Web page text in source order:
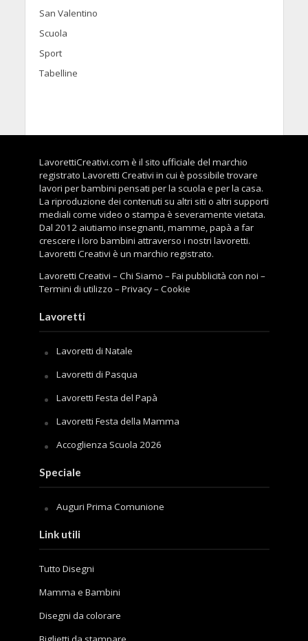
San Valentino
Scuola
Sport
Tabelline
LavorettiCreativi.com è il sito ufficiale del marchio
registrato Lavoretti Creativi in cui è possibile trovare
lavori per bambini pensati per la scuola e per la casa.
La riproduzione dei contenuti su altri siti o altri supporti
mediali come video o stampa è severamente vietata.
Dal 2012 aiutiamo insegnanti, mamme, papà a far
crescere i loro bambini attraverso i nostri lavoretti.
Lavoretti Creativi è un marchio registrato.
Lavoretti Creativi –Chi Siamo –Fai pubblicità con noi –
Termini di utilizzo –Privacy–Cookie
Lavoretti
Lavoretti di Natale
Lavoretti di Pasqua
Lavoretti Festa del Papà
Lavoretti Festa della Mamma
Accoglienza Scuola 2026
Speciale
Auguri Prima Comunione
Link utili
Tutto Disegni
Mamma e Bambini
Disegni da colorare